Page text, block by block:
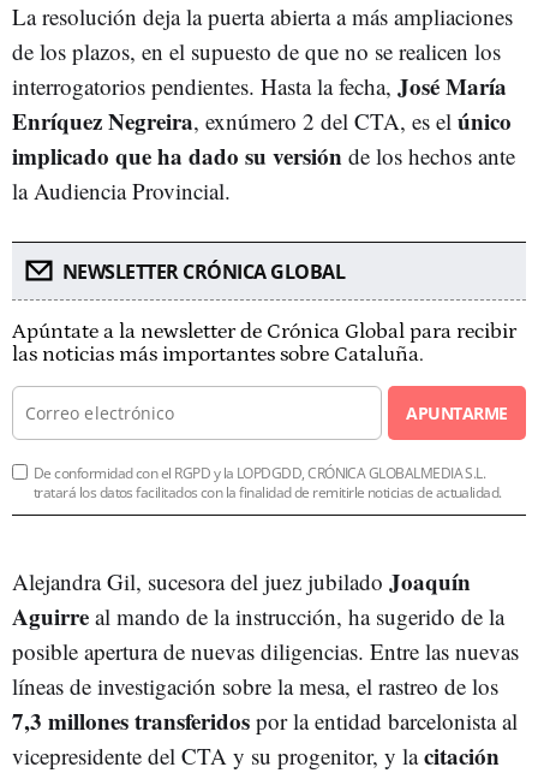
La resolución deja la puerta abierta a más ampliaciones
de los plazos, en el supuesto de que no se realicen los
interrogatorios pendientes. Hasta la fecha, José María
Enríquez Negreira, exnúmero 2 del CTA, es el único
implicado que ha dado su versión de los hechos ante
la Audiencia Provincial.
NEWSLETTER CRÓNICA GLOBAL
Apúntate a la newsletter de Crónica Global para recibir
las noticias más importantes sobre Cataluña.
APUNTARME
De conformidad con el RGPD y la LOPDGDD, CRÓNICA GLOBALMEDIA S.L.
tratará los datos facilitados con la finalidad de remitirle noticias de actualidad.
Alejandra Gil, sucesora del juez jubilado Joaquín
Aguirre al mando de la instrucción, ha sugerido de la
posible apertura de nuevas diligencias. Entre las nuevas
líneas de investigación sobre la mesa, el rastreo de los
7,3 millones transferidos por la entidad barcelonista al
vicepresidente del CTA y su progenitor, y lacitación